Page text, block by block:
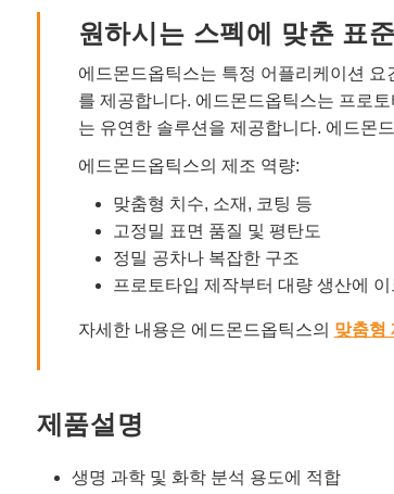
원하시는 스펙에 맞춘 표
에드몬드옵틱스는 특정 어플리케이션
를 제공합니다. 에드몬드옵틱스는 프로
는 유연한 솔루션을 제공합니다. 에드몬
에드몬드옵틱스의 제조 역량:
맞춤형 치수, 소재, 코팅 등
고정밀 표면 품질 및 평탄도
정밀 공차나 복잡한 구조
프로토타입 제작부터 대량 생산에
자세한 내용은 에드몬드옵틱스의 맞춤형
제품설명
생명 과학 및 화학 분석 용도에 적합